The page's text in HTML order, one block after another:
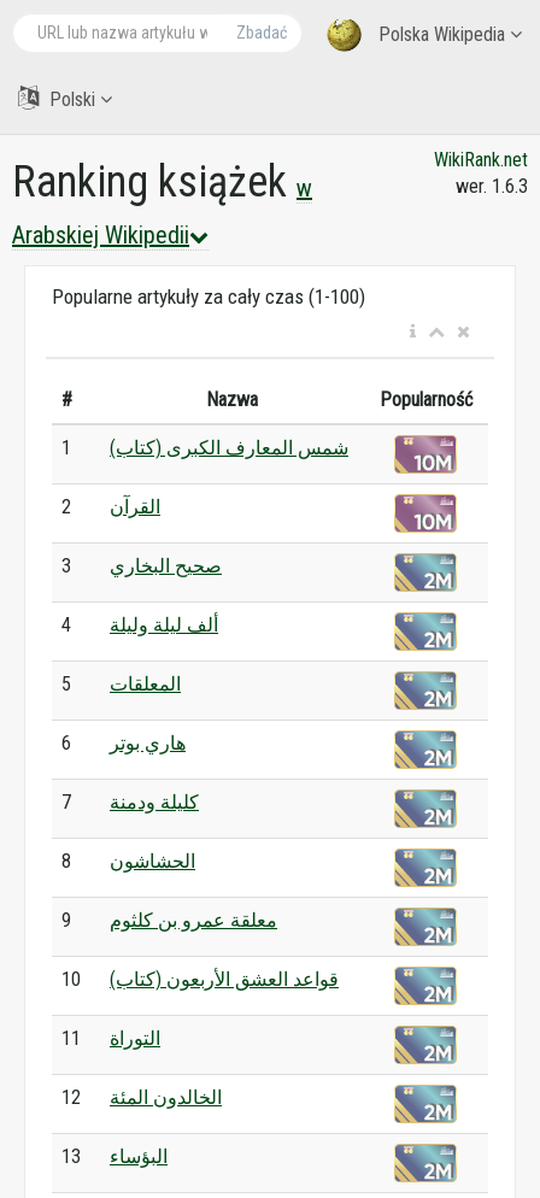
Polska Wikipedia
Zbadać
Polski
Ranking książek w
Arabskiej Wikipedii
WikiRank.net
wer. 1.6.3
Popularne artykuły za cały czas (1-100)
# Nazwa Popularność
1 شمس المعارف الكبرى (كتاب)
2 القرآن
3 صحيح البخاري
4 ألف ليلة وليلة
5 المعلقات
6 هاري بوتر
7 كليلة ودمنة
8 الحشاشون
9 معلقة عمرو بن كلثوم
10 قواعد العشق الأربعون (كتاب)
11 التوراة
12 الخالدون المئة
13 البؤساء